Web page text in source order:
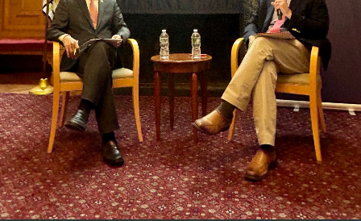
台美貿易協議完成簽署達成6大目標、創5大歷史
性突破 總統強調將以3大面向加速臺灣經濟轉型
升級 籲請立院全力支持並盡速通過
臺美簽署「對等貿易協定」確立對等關稅15%且不
疊加 我輸美2072項產品豁免對等關稅
總統接受「法新社」（AFP）專訪內容
外交部長林佳龍於《外交事務》撰文指出：自由
世界 需要台灣，團結合作方能守護繁榮
外交部長林佳龍出席《台灣光華雜誌》50週年慶
「見證蛻變，分享世界的光華」開幕式，期許數
位轉 型迎向下個50年
總統主持「台美經濟繁榮夥伴對話」記者會 說
明臺美合作三大戰略方向 盼與民主夥伴共同引
領 下一個世代的繁榮
外交部長林佳龍接受印尼「時代雜誌」專訪，闡